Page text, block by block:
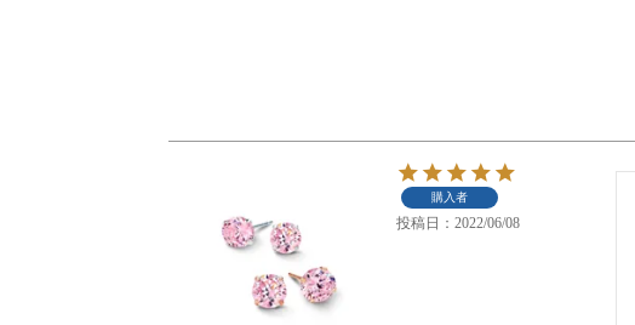
購入者
投稿日 2022/06/08